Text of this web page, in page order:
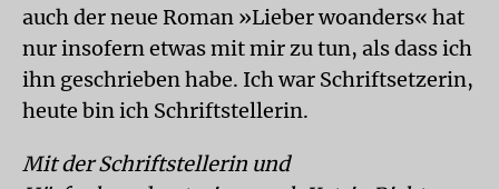
auch der neue Roman »Lieber woanders« hat
nur insofern etwas mit mir zu tun, als dass ich
ihn geschrieben habe. Ich war Schriftsetzerin,
heute bin ich Schriftstellerin.
Mit der Schriftstellerin und